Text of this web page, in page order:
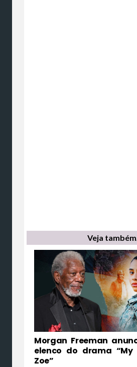
Veja
Morgan Freeman
elenco do drama “My
Zoe”